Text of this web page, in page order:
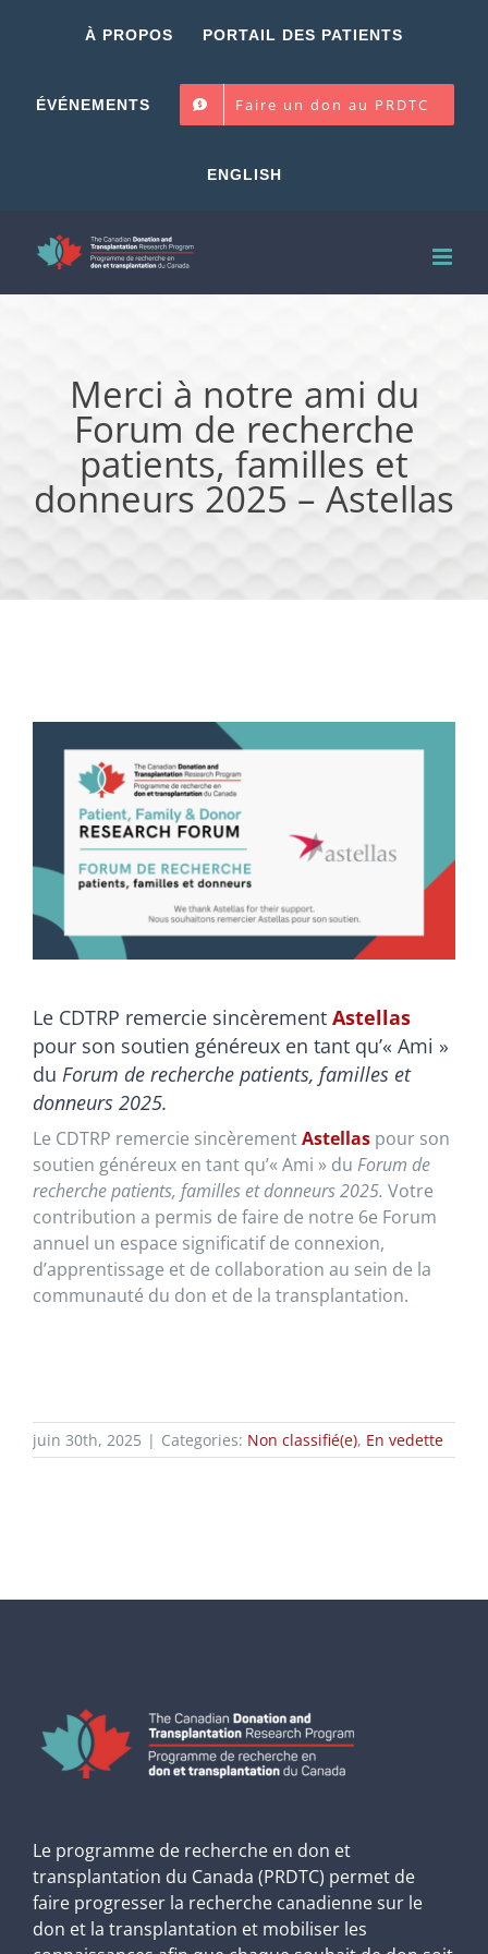
À PROPOS PORTAIL DES PATIENTS
ÉVÉNEMENTS Faire un don au PRDTC
ENGLISH
Merci à notre ami du
Forum de recherche
patients, familles et
donneurs 2025 – Astellas
Le CDTRP remercie sincèrement Astellas
pour son soutien généreux en tant qu’« Ami »
du Forum de recherche patients, familles et
donneurs 2025.
Le CDTRP remercie sincèrementAstellaspour son
soutien généreux en tant qu’« Ami » du Forum de
recherche patients, familles et donneurs 2025. Votre
contribution a permis de faire de notre 6e Forum
annuel un espace significatif de connexion,
d’apprentissage et de collaboration au sein de la
communauté du don et de la transplantation.
juin 30th, 2025 | Categories: Non classifié(e), En vedette
Le programme de recherche en don et
transplantation du Canada (PRDTC) permet de
faire progresser la recherche canadienne sur le
don et la transplantation et mobiliser les